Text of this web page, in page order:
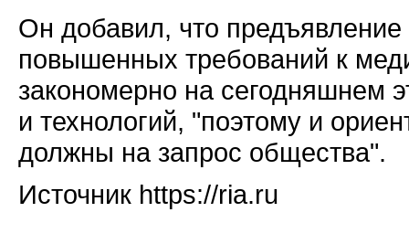
Он добавил, что
повышенных требований к
закономерно на сегодняшнем
и технологий, "поэтому и
должны на запрос общества".
Источник https://ria.ru